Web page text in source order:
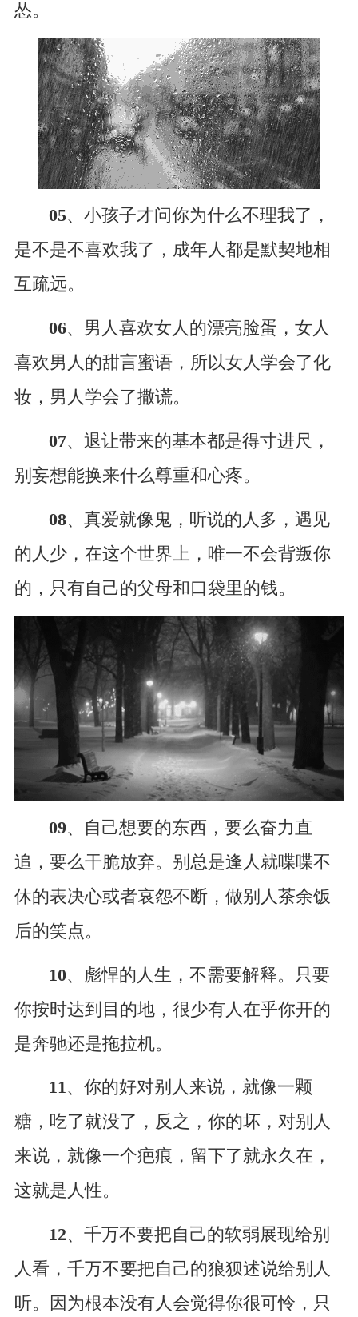
怂。
05、小孩子才问你为什么不理我了，
是不是不喜欢我了，成年人都是默契地相
互疏远。
06、男人喜欢女人的漂亮脸蛋，女人
喜欢男人的甜言蜜语，所以女人学会了化
妆，男人学会了撒谎。
07、退让带来的基本都是得寸进尺，
别妄想能换来什么尊重和心疼。
08、真爱就像鬼，听说的人多，遇见
的人少，在这个世界上，唯一不会背叛你
的，只有自己的父母和口袋里的钱。
09、自己想要的东西，要么奋力直
追，要么干脆放弃。别总是逢人就喋喋不
休的表决心或者哀怨不断，做别人茶余饭
后的笑点。
10、彪悍的人生，不需要解释。只要
你按时达到目的地，很少有人在乎你开的
是奔驰还是拖拉机。
11、你的好对别人来说，就像一颗
糖，吃了就没了，反之，你的坏，对别人
来说，就像一个疤痕，留下了就永久在，
这就是人性。
12、千万不要把自己的软弱展现给别
人看，千万不要把自己的狼狈述说给别人
听。因为根本没有人会觉得你很可怜，只